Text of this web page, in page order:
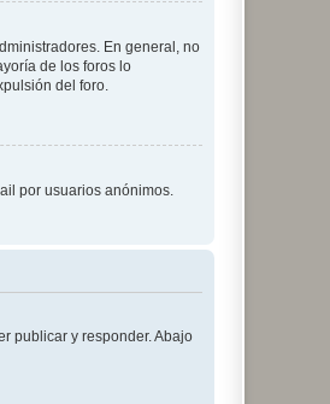
En general, no
de los foros lo
del foro.
por usuarios anónimos.
publicar y responder. Abajo